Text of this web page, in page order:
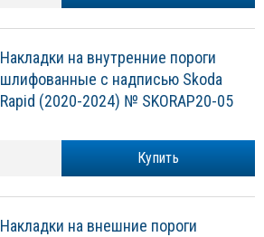
Накладки на внутренние пороги
шлифованные с надписью Skoda
Rapid (2020-2024) № SKORAP20-05
Купить
Накладки на внешние пороги